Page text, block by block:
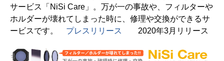
サービス「NiSi Care」。万が一の事故や、フィルターや
ホルダーが壊れてしまった時に、修理や交換ができるサ
ービスです。 プレスリリース 2020年3月リリース